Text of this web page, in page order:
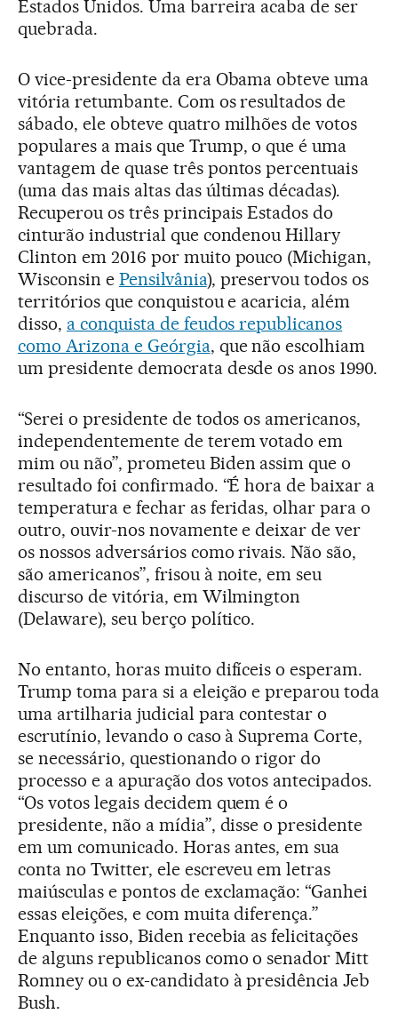
Estados Unidos. Uma barreira acaba de ser
quebrada.
O vice-presidente da era Obama obteve uma
vitória retumbante. Com os resultados de
sábado, ele obteve quatro milhões de votos
populares a mais que Trump, o que é uma
vantagem de quase três pontos percentuais
(uma das mais altas das últimas décadas).
Recuperou os três principais Estados do
cinturão industrial que condenou Hillary
Clinton em 2016 por muito pouco (Michigan,
Wisconsin e Pensilvânia), preservou todos os
territórios que conquistou e acaricia, além
disso, a conquista de feudos republicanos
como Arizona e Geórgia, que não escolhiam
um presidente democrata desde os anos 1990.
“Serei o presidente de todos os americanos,
independentemente de terem votado em
mim ou não”, prometeu Biden assim que o
resultado foi confirmado. “É hora de baixar a
temperatura e fechar as feridas, olhar para o
outro, ouvir-nos novamente e deixar de ver
os nossos adversários como rivais. Não são,
são americanos”, frisou à noite, em seu
discurso de vitória, em Wilmington
(Delaware), seu berço político.
No entanto, horas muito difíceis o esperam.
Trump toma para si a eleição e preparou toda
uma artilharia judicial para contestar o
escrutínio, levando o caso à Suprema Corte,
se necessário, questionando o rigor do
processo e a apuração dos votos antecipados.
“Os votos legais decidem quem é o
presidente, não a mídia”, disse o presidente
em um comunicado. Horas antes, em sua
conta no Twitter, ele escreveu em letras
maiúsculas e pontos de exclamação: “Ganhei
essas eleições, e com muita diferença.”
Enquanto isso, Biden recebia as felicitações
de alguns republicanos como o senador Mitt
Romney ou o ex-candidato à presidência Jeb
Bush.